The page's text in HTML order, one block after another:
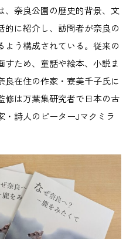
、奈良公園の歴史的背景、文
的に紹介し、訪問者が奈良の
よう構成されている。従来の
ため、童話や絵本、小説ま
良在住の作家・寮美千子氏に
修は万葉集研究者で日本の古
・詩人のピーターJマクミラ